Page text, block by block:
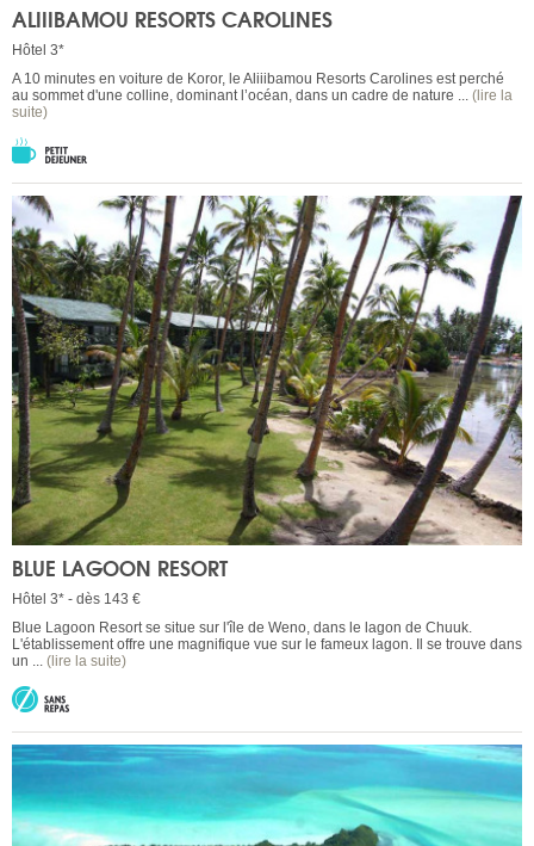
ALIIIBAMOU RESORTS CAROLINES
Hôtel 3*
A 10 minutes en voiture de Koror, le Aliiibamou Resorts Carolines est perché
au sommet d'une colline, dominant l’océan, dans un cadre de nature ... (lire la
suite)
BLUE LAGOON RESORT
Hôtel 3* - dès 143 €
Blue Lagoon Resort se situe sur l'île de Weno, dans le lagon de Chuuk.
L'établissement offre une magnifique vue sur le fameux lagon. Il se trouve dans
un ... (lire la suite)